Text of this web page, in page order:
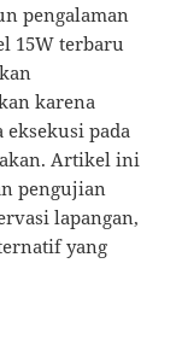
pengalaman
15W terbaru
karena
pada
Artikel ini
pengujian
lapangan,
yang